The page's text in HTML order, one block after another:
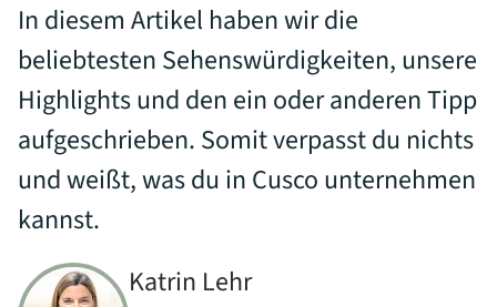
In diesem Artikel haben wir die
beliebtesten Sehenswürdigkeiten, unsere
Highlights und den ein oder anderen Tipp
aufgeschrieben. Somit verpasst du nichts
und weißt, was du in Cusco unternehmen
kannst.
Katrin Lehr